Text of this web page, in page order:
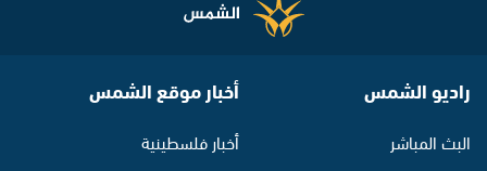
راديو الشمس
البث المباشر
أخبار موقع الشمس
أخبار فلسطينية